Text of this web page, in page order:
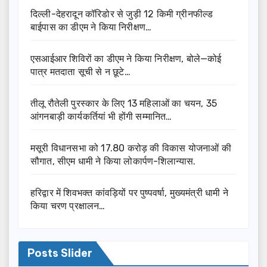
दिल्ली-देहरादून कॉरिडोर से जुड़ी 12 किमी ग्रीनफील्ड
बाईपास का डीएम ने किया निरीक्षण…
एसआईआर शिविरों का डीएम ने किया निरीक्षण, बोले—कोई
पात्र मतदाता सूची से न छूटे…
तीलू रौतेली पुरस्कार के लिए 13 महिलाओं का चयन, 35
आंगनबाड़ी कार्यकर्तियां भी होंगी सम्मानित…
मसूरी विधानसभा को 17.80 करोड़ की विकास योजनाओं की
सौगात, सीएम धामी ने किया लोकार्पण-शिलान्यास.
हरिद्वार में शिवभक्त कांवड़ियों पर पुष्पवर्षा, मुख्यमंत्री धामी ने
किया चरण प्रक्षालन…
Posts Slider